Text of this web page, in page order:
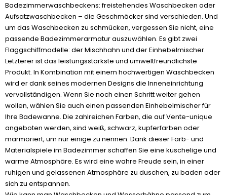
Badezimmerwaschbeckens: freistehendes Waschbecken oder
Aufsatzwaschbecken – die Geschmäcker sind verschieden. Und
um das Waschbecken zu schmücken, vergessen Sie nicht, eine
passende Badezimmerarmatur auszuwählen. Es gibt zwei
Flaggschiffmodelle: der Mischhahn und der Einhebelmischer.
Letzterer ist das leistungsstärkste und umweltfreundlichste
Produkt. In Kombination mit einem hochwertigen Waschbecken
wird er dank seines modernen Designs die Inneneinrichtung
vervollständigen. Wenn Sie noch einen Schritt weiter gehen
wollen, wählen Sie auch einen passenden Einhebelmischer für
Ihre Badewanne. Die zahlreichen Farben, die auf Vente-unique
angeboten werden, sind weiß, schwarz, kupferfarben oder
marmoriert, um nur einige zu nennen. Dank dieser Farb- und
Materialspiele im Badezimmer schaffen Sie eine kuschelige und
warme Atmosphäre. Es wird eine wahre Freude sein, in einer
ruhigen und gelassenen Atmosphäre zu duschen, zu baden oder
sich zu entspannen.